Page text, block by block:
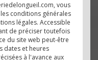
vous
conditions générales
légales. Accessible
de préciser toutefois
du site web peut-être
dates et heures
à l'avance aux